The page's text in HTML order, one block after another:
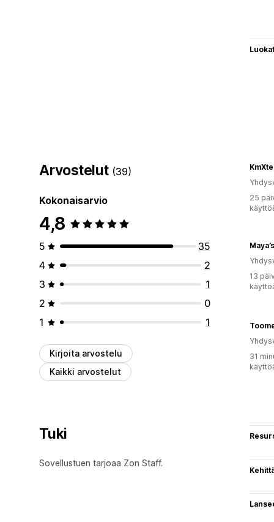
Luokat
Arvostelut (39)
Kokonaisarvio
4,8
5
35
4
2
3
1
2
0
1
1
Kirjoita arvostelu
Kaikki arvostelut
25
13
31
Tuki
Sovellustuen tarjoaa Zon Staff.